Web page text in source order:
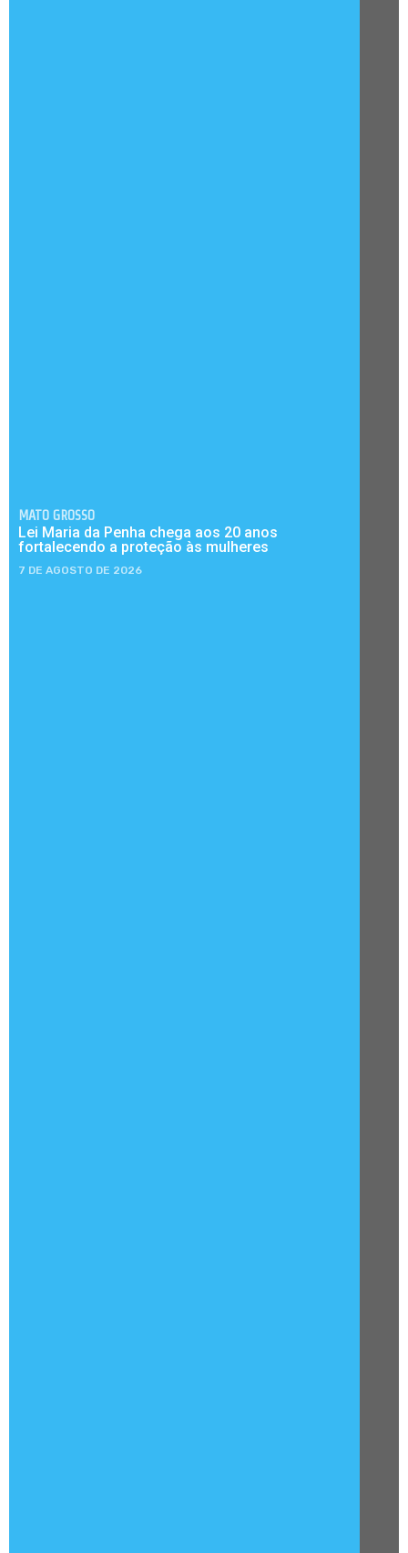
MATO GROSSO
Lei Maria da Penha chega aos 20 anos
fortalecendo a proteção às mulheres
7 DE AGOSTO DE 2026